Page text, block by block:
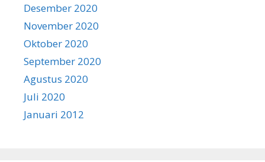
Desember 2020
November 2020
Oktober 2020
September 2020
Agustus 2020
Juli 2020
Januari 2012